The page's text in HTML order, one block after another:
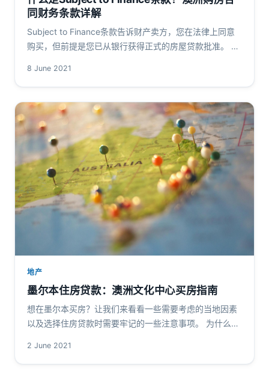
同财务条款详解
Subject to Finance条款告诉财产卖方，您在法律上同意
购买，但前提是您已从银行获得正式的房屋贷款批准。 如
8 June 2021
地产
墨尔本住房贷款：澳洲文化中心买房指南
想在墨尔本买房？让我们来看看一些需要考虑的当地因素
以及选择住房贷款时需要牢记的一些注意事项。 为什么要
2 June 2021